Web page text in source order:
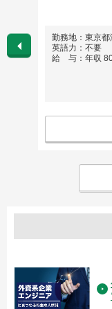
勤務地：東京都
英語力：不要
給 与：年収